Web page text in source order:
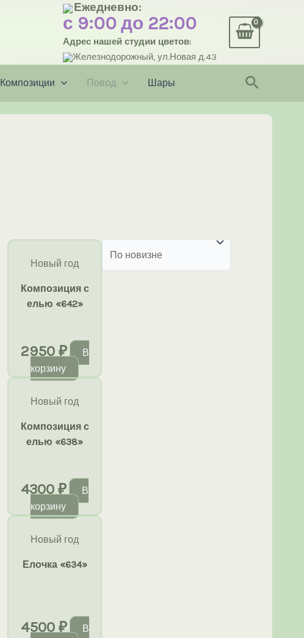
Ежедневно:
с 9:00 до 22:00
Адрес нашей студии цветов:
Железнодорожный, ул.Новая д.43
Композиции Повод Шары Поиск
Новый год
Композиция с
елью «642»
2950₽
В
корзину
Новый год
Композиция с
елью «638»
4300₽
В
корзину
Новый год
Елочка «634»
4500 ₽
В